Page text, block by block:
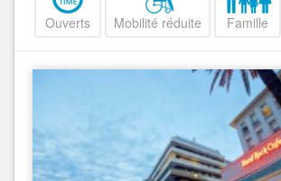
Ouverts Mobilité réduite Famille